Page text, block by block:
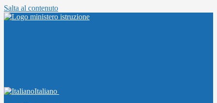
Salta al contenuto
Italiano